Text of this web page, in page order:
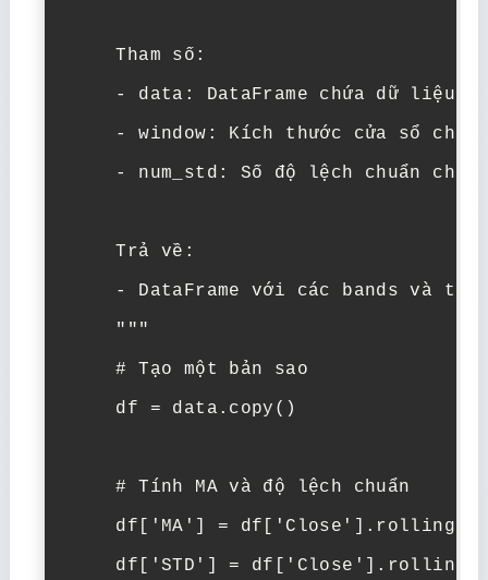
    Tham số:
- data: DataFrame chứa dữ liệu
- window: Kích thước cửa sổ cho
- num_std: Số độ lệch chuẩn cho
    Trả về:
- DataFrame với các bands và tín
    """
    # Tạo một bản sao
    df = data.copy()
    # Tính MA và độ lệch chuẩn
df['MA'] =
df['STD'] =